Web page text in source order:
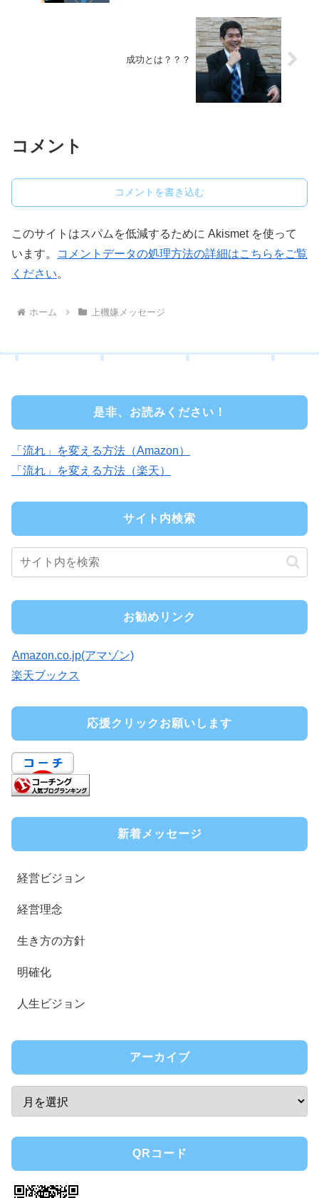
成功とは？？？
コメント
コメントを書き込む
このサイトはスパムを低減するために Akismet を使って
います。
コメントデータの処理方法の詳細はこちらをご覧
ください。
ホーム 上機嫌メッセージ
是非、お読みください！
「流れ」を変える方法（Amazon）
「流れ」を変える方法（楽天）
サイト内検索
お勧めリンク
Amazon.co.jp(アマゾン)
楽天ブックス
応援クリックお願いします
新着メッセージ
経営ビジョン
経営理念
生き方の方針
明確化
人生ビジョン
アーカイブ
QRコード